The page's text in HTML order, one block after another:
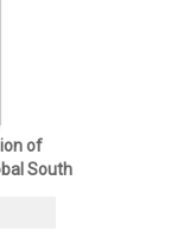
of
South